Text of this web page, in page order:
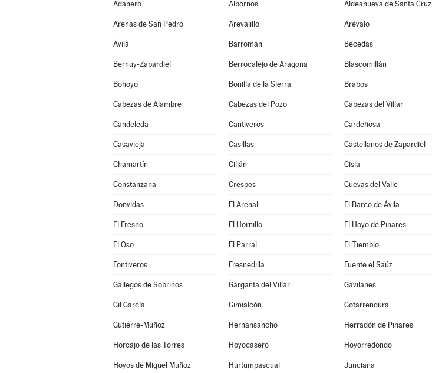
Adanero Albornos Aldeanueva de Santa Cruz
Arenas de San Pedro Arevalillo Arévalo
Ávila Barromán Becedas
Bernuy-Zapardiel Berrocalejo de Aragona Blascomillán
Bohoyo Bonilla de la Sierra Brabos
Cabezas de Alambre Cabezas del Pozo Cabezas del Villar
Candeleda Cantiveros Cardeñosa
Casavieja Casillas Castellanos de Zapardiel
Chamartín Cillán Cisla
Constanzana Crespos Cuevas del Valle
Donvidas El Arenal El Barco de Ávila
El Fresno El Hornillo El Hoyo de Pinares
El Oso El Parral El Tiemblo
Fontiveros Fresnedilla Fuente el Saúz
Gallegos de Sobrinos Garganta del Villar Gavilanes
Gil García Gimialcón Gotarrendura
Gutierre-Muñoz Hernansancho Herradón de Pinares
Horcajo de las Torres Hoyocasero Hoyorredondo
Hoyos de Miguel Muñoz Hurtumpascual Junciana